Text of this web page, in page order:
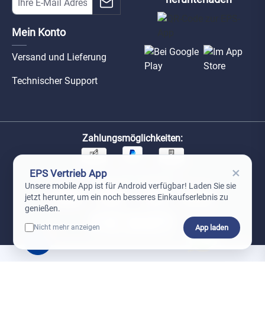
Mein Konto
Versand und Lieferung
Technischer Support
Zahlungsmöglichkeiten:
Unsere Versandpartner:
EPS Vertrieb App ×
Unsere mobile App ist für Android verfügbar! Laden Sie sie
jetzt herunter, um ein noch besseres Einkaufserlebnis zu
genießen.
Nicht mehr anzeigen App laden